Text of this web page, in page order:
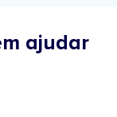
ajudar